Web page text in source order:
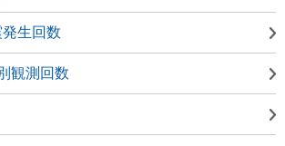
生回数
観測回数